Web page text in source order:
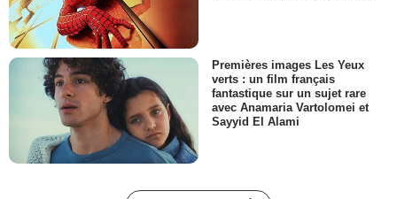
Premières images Les Yeux
verts : un film français
fantastique sur un sujet rare
avec Anamaria Vartolomei et
Sayyid El Alami